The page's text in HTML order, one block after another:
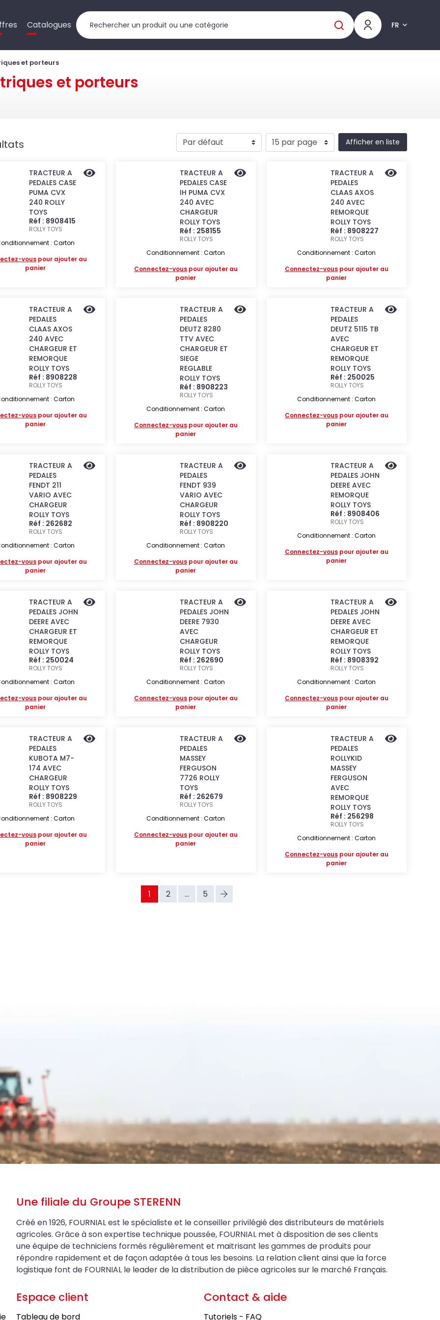
Catalogues FR
et porteurs
et porteurs
Afficher en liste
TRACTEUR A
PEDALES CASE
PUMA CVX
240 ROLLY
TOYS
Réf : 8908415
ROLLY TOYS
: Carton
vous pour ajouter au
panier
TRACTEUR A
PEDALES CASE
IH PUMA CVX
240 AVEC
CHARGEUR
ROLLY TOYS
Réf : 258155
ROLLY TOYS
Conditionnement : Carton
Connectez-vouspour ajouter au
panier
TRACTEUR A
PEDALES
CLAAS AXOS
240 AVEC
REMORQUE
ROLLY TOYS
Réf : 8908227
ROLLY TOYS
Conditionnement : Carton
Connectez-vouspour ajouter au
panier
TRACTEUR A
PEDALES
CLAAS AXOS
240 AVEC
CHARGEUR ET
REMORQUE
ROLLY TOYS
Réf : 8908228
ROLLY TOYS
: Carton
vous pour ajouter au
panier
TRACTEUR A
PEDALES
DEUTZ 8280
TTV AVEC
CHARGEUR ET
SIEGE
REGLABLE
ROLLY TOYS
Réf : 8908223
ROLLY TOYS
Conditionnement : Carton
Connectez-vouspour ajouter au
panier
TRACTEUR A
PEDALES
DEUTZ 5115 TB
AVEC
CHARGEUR ET
REMORQUE
ROLLY TOYS
Réf : 250025
ROLLY TOYS
Conditionnement : Carton
Connectez-vouspour ajouter au
panier
TRACTEUR A
PEDALES
FENDT 211
VARIO AVEC
CHARGEUR
ROLLY TOYS
Réf : 262682
ROLLY TOYS
: Carton
vous pour ajouter au
panier
TRACTEUR A
PEDALES
FENDT 939
VARIO AVEC
CHARGEUR
ROLLY TOYS
Réf : 8908220
ROLLY TOYS
Conditionnement : Carton
Connectez-vouspour ajouter au
panier
TRACTEUR A
PEDALES JOHN
DEERE AVEC
REMORQUE
ROLLY TOYS
Réf : 8908406
ROLLY TOYS
Conditionnement : Carton
Connectez-vouspour ajouter au
panier
TRACTEUR A
PEDALES JOHN
DEERE AVEC
CHARGEUR ET
REMORQUE
ROLLY TOYS
Réf : 250024
ROLLY TOYS
: Carton
vous pour ajouter au
panier
TRACTEUR A
PEDALES JOHN
DEERE 7930
AVEC
CHARGEUR
ROLLY TOYS
Réf : 262690
ROLLY TOYS
Conditionnement : Carton
Connectez-vouspour ajouter au
panier
TRACTEUR A
PEDALES JOHN
DEERE AVEC
CHARGEUR ET
REMORQUE
ROLLY TOYS
Réf : 8908392
ROLLY TOYS
Conditionnement : Carton
Connectez-vouspour ajouter au
panier
TRACTEUR A
PEDALES
KUBOTA M7-
174 AVEC
CHARGEUR
ROLLY TOYS
Réf : 8908229
ROLLY TOYS
: Carton
vous pour ajouter au
panier
TRACTEUR A
PEDALES
MASSEY
FERGUSON
7726 ROLLY
TOYS
Réf : 262679
ROLLY TOYS
Conditionnement : Carton
Connectez-vouspour ajouter au
panier
TRACTEUR A
PEDALES
ROLLYKID
MASSEY
FERGUSON
AVEC
REMORQUE
ROLLY TOYS
Réf : 256298
ROLLY TOYS
Conditionnement : Carton
Connectez-vouspour ajouter au
panier
1 2 ... 5
Une filiale du Groupe STERENN
Créé en 1926, FOURNIAL est le spécialiste et le conseiller privilégié des distributeurs de matériels
agricoles. Grâce à son expertise technique poussée, FOURNIAL met à disposition de ses clients
une équipe de techniciens formés régulièrement et maitrisant les gammes de produits pour
répondre rapidement et de façon adaptée à tous les besoins. La relation client ainsi que la force
logistique font de FOURNIAL le leader de la distribution de pièce agricoles sur le marché Français.
Espace client
Tableau de bord
Contact & aide
Tutoriels - FAQ